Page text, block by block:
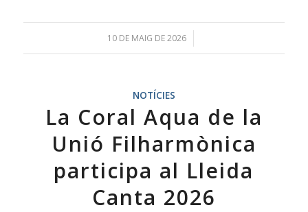
10 DE MAIG DE 2026
/
NOTÍCIES
La Coral Aqua de la
Unió Filharmònica
participa al Lleida
Canta 2026